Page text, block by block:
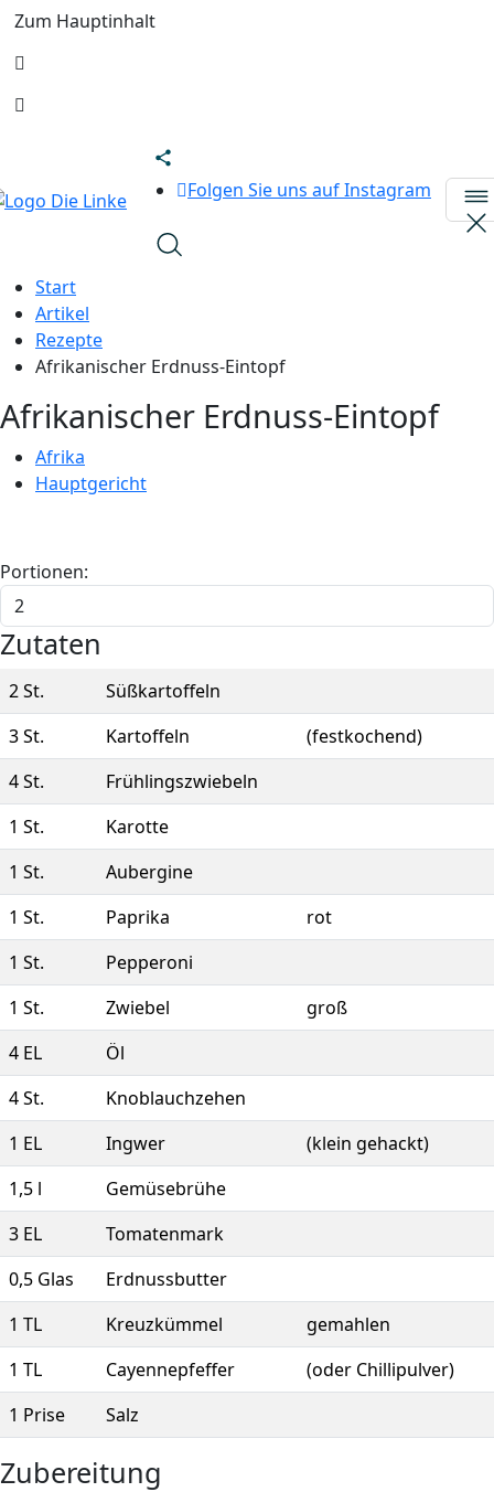
Zum Hauptinhalt
Folgen Sie uns auf Instagram
Start
Artikel
Rezepte
Afrikanischer Erdnuss-Eintopf
Afrikanischer Erdnuss-Eintopf
Afrika
Hauptgericht
Portionen:
Zutaten
2St.
Süßkartoffeln
3St. Kartoffeln
(festkochend)
4St.
Frühlingszwiebeln
1 St.
Karotte
1 St.
Aubergine
1 St. Paprika
rot
1 St.
Pepperoni
1 St. Zwiebel
groß
4 EL
Öl
4St.
Knoblauchzehen
1 EL Ingwer
(klein gehackt)
1,5 l
Gemüsebrühe
3 EL
Tomatenmark
0,5 Glas
Erdnussbutter
1 TL Kreuzkümmel
gemahlen
1 TL Cayennepfeffer
(oder Chillipulver)
1 Prise Salz
Zubereitung